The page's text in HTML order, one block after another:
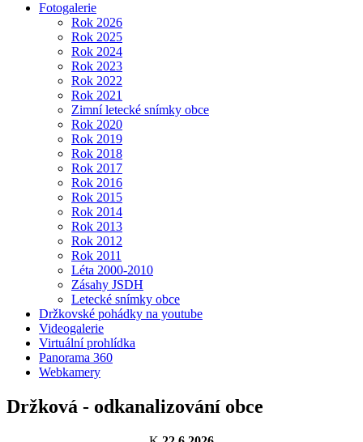
Fotogalerie
Rok 2026
Rok 2025
Rok 2024
Rok 2023
Rok 2022
Rok 2021
Zimní letecké snímky obce
Rok 2020
Rok 2019
Rok 2018
Rok 2017
Rok 2016
Rok 2015
Rok 2014
Rok 2013
Rok 2012
Rok 2011
Léta 2000-2010
Zásahy JSDH
Letecké snímky obce
Držkovské pohádky na youtube
Videogalerie
Virtuální prohlídka
Panorama 360
Webkamery
Držková - odkanalizování obce